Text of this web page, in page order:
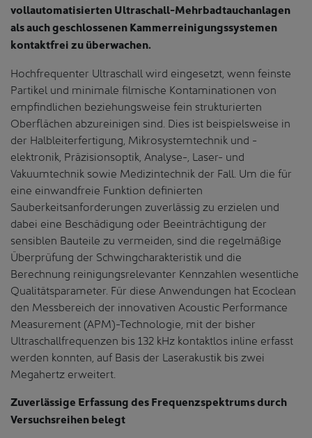
vollautomatisierten Ultraschall-Mehrbadtauchanlagen
als auch geschlossenen Kammerreinigungssystemen
kontaktfrei zu überwachen.
Hochfrequenter Ultraschall wird eingesetzt, wenn feinste
Partikel und minimale filmische Kontaminationen von
empfindlichen beziehungsweise fein strukturierten
Oberflächen abzureinigen sind. Dies ist beispielsweise in
der Halbleiterfertigung, Mikrosystemtechnik und -
elektronik, Präzisionsoptik, Analyse-, Laser- und
Vakuumtechnik sowie Medizintechnik der Fall. Um die für
eine einwandfreie Funktion definierten
Sauberkeitsanforderungen zuverlässig zu erzielen und
dabei eine Beschädigung oder Beeinträchtigung der
sensiblen Bauteile zu vermeiden, sind die regelmäßige
Überprüfung der Schwingcharakteristik und die
Berechnung reinigungsrelevanter Kennzahlen wesentliche
Qualitätsparameter. Für diese Anwendungen hat Ecoclean
den Messbereich der innovativen Acoustic Performance
Measurement (APM)-Technologie, mit der bisher
Ultraschallfrequenzen bis 132 kHz kontaktlos inline erfasst
werden konnten, auf Basis der Laserakustik bis zwei
Megahertz erweitert.
Zuverlässige Erfassung des Frequenzspektrums durch
Versuchsreihen belegt